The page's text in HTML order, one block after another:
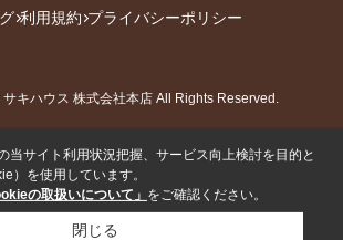
利用規約 プライバシーポリシー
キハウス 株式会社本店 All Rights Reserved.
当サイト利用状況把握、サービス向上検討を目的と
）を使用しています。
の取扱いについて」 をご確認ください。
閉じる